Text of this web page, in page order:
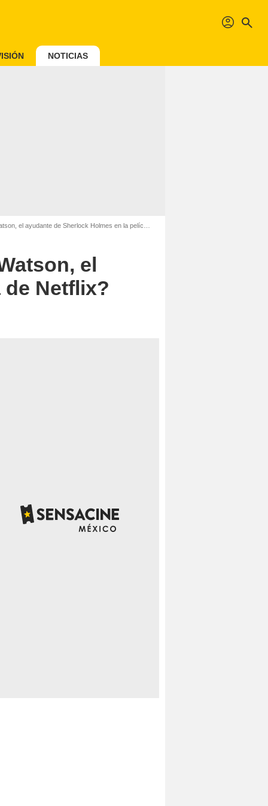
profil search
NOTICIAS
ayudante de Sherlock Holmes en la película de Netflix?
el
Netflix?